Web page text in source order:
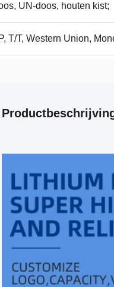
UN-doos, houten kist;
T/T, Western Union,